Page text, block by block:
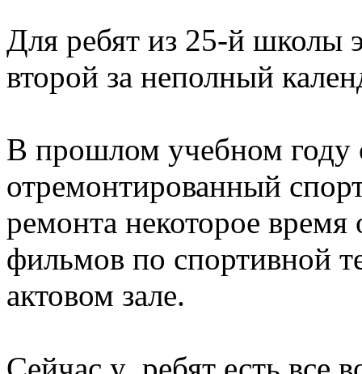
Для ребят из 25-й школы
второй за неполный
В прошлом учебном году
отремонтированный
ремонта некоторое
фильмов по спортивной
актовом зале.